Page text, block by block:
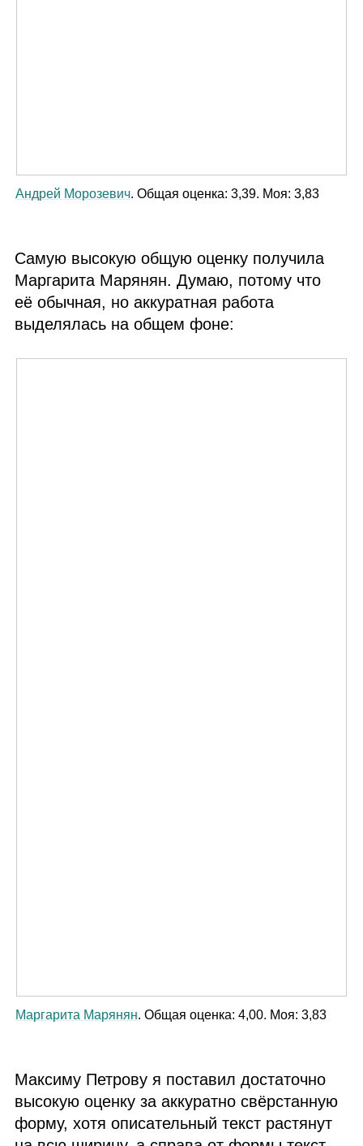
Андрей Морозевич. Общая оценка: 3,39. Моя: 3,83
Самую высокую общую оценку получила
Маргарита Марянян. Думаю, потому что
её обычная, но аккуратная работа
выделялась на общем фоне:
Маргарита Марянян. Общая оценка: 4,00. Моя: 3,83
Максиму Петрову я поставил достаточно
высокую оценку за аккуратно свёрстанную
форму, хотя описательный текст растянут